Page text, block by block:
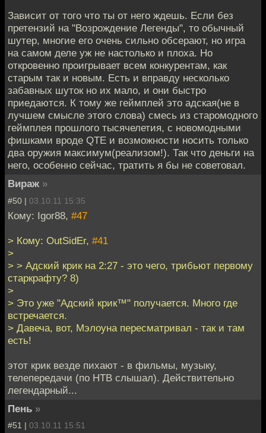
Зависит от того что ты от него ждешь. Если без
претензий на "Возрождение Легенды", то обычный
шутер, многие его очень сильно обсерают, но игра
на самом деле уж не настолько и плоха. Но
откровенно проигрывает всем конкурентам, как
старым так и новым. Есть и вправду несколько
забавных шуток но их мало, и они быстро
приедаются. К тому же геймплей это адская(не в
лучшем смысле этого слова) смесь из старомодного
геймплея прошлого тысячелетия, с новомодными
фишками вроде QTE и возможности носить только
два оружия максимум(реализом!). Так что деньги на
него, особенно сейчас, тратить я бы не советовал.
Вираж »
#50 | 03.10.11 15:35
Кому: Igor88, #47
> Кому: OutSidEr, #41
>
> > Адский крик на 2:27 - это чего, трибьют первому
старкрафту? 8)
>
> Это уже "Адский крик™" получается. Много где
встречается.
> Давеча, вот, Мэлоуна пересматривал - так и там
есть!
этот крик везде пихают - в фильмы, музыку,
телепередачи (по НТВ слышал). Действительно
легендарный...
Пень »
#51 | 03.10.11 15:51